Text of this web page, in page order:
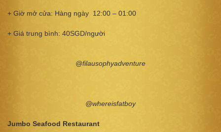
+ Giờ mở cửa: Hàng ngày 12:00 – 01:00
+ Giá trung bình: 40SGD/người
@filausophyadventure
@whereisfatboy
Jumbo Seafood Restaurant